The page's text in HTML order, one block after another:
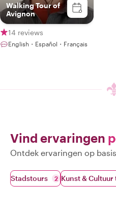
Walking Tour of
Avignon
14 reviews
English・Español・Français
Vind ervaringen
Ontdek ervaringen op
Stadstours 2 Kunst & Cultuur